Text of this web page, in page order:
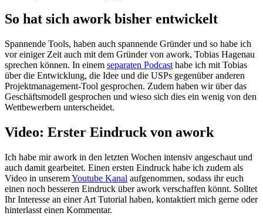
So hat sich awork bisher entwickelt
Spannende Tools, haben auch spannende Gründer und so habe ich
vor einiger Zeit auch mit dem Gründer von awork, Tobias Hagenau
sprechen können. In einem separaten Podcast habe ich mit Tobias
über die Entwicklung, die Idee und die USPs gegenüber anderen
Projektmanagement-Tool gesprochen. Zudem haben wir über das
Geschäftsmodell gesprochen und wieso sich dies ein wenig von den
Wettbewerbern unterscheidet.
Video: Erster Eindruck von awork
Ich habe mir awork in den letzten Wochen intensiv angeschaut und
auch damit gearbeitet. Einen ersten Eindruck habe ich zudem als
Video in unseremYoutube Kanal aufgenommen, sodass ihr euch
einen noch besseren Eindruck über awork verschaffen könnt. Solltet
Ihr Interesse an einer Art Tutorial haben, kontaktiert mich gerne oder
hinterlasst einen Kommentar.